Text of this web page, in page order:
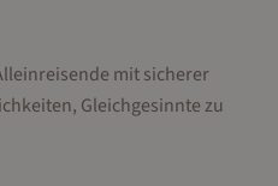
mit sicherer
Gleichgesinnte zu